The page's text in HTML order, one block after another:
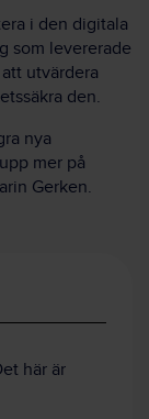
i den digitala
som levererade
utvärdera
den.
nya
mer på
Gerken.
här är